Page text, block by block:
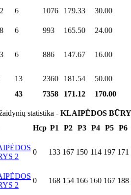
6 1076 179.33 30.00
6 993 165.50 24.00
6 886 147.67 16.00
13 2360 181.54
50.00
43 7358 171.12 170.00
statistika - KLAIPĖDOS
Hcp P1 P2 P3 P4 P5 P6
2
0 133 167 150 114 197 171
2
0 168 154 166 160 167 188